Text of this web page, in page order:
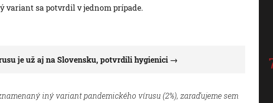
variant sa potvrdil v jednom prípade.
je už aj na Slovensku, potvrdili hygienici
iný variant pandemického vírusu (2%), zaraďujeme sem